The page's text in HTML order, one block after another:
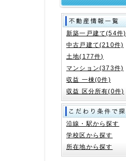
新築一戸建て(54件)
中古戸建て(210件)
土地(177件)
マンション(373件)
収益 一棟(0件)
収益 区分所有(0件)
沿線・駅から探す
学校区から探す
所在地から探す